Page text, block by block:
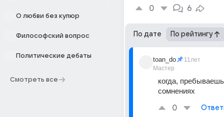
О любви без купюр
Философский вопрос
Политические дебаты
Смотреть все
0 6
По дате По рейтингу
toan_do
Мастер
11лет
когда,
сомнениях
0